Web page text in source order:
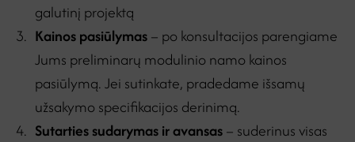
galutinį projektą
Kainos pasiūlymas– po konsultacijos parengiame
Jums preliminarų modulinio namo kainos
pasiūlymą. Jei sutinkate, pradedame išsamų
užsakymo specifikacijos derinimą.
Sutarties sudarymas ir avansas– suderinus visas